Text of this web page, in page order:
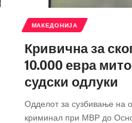
МАКЕДОНИЈА
Кривична за
10.000 евра
судски одлуки
Одделот за сузбивање на
криминал при МВР до